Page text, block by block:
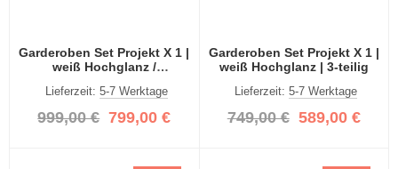
Garderoben Set Projekt X 1 |
weiß Hochglanz /
Lieferzeit: 5-7 Werktage
999,00 € 799,00 €
Garderoben Set Projekt X 1 |
weiß Hochglanz | 3-teilig
Lieferzeit:5-7 Werktage
749,00 € 589,00 €